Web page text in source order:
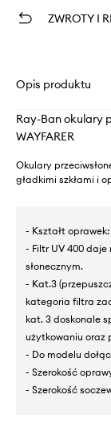
ZWROTY I
Opis produktu
Ray-Ban okulary
WAYFARER
Okulary
gładkimi szkłami i
- Kształt
- Filtr UV 400
słonecznym.
- Kat.3
kategoria filtra
kat. 3 doskonale
użytkowaniu oraz
- Do modelu
- Szerokość
- Szerokość